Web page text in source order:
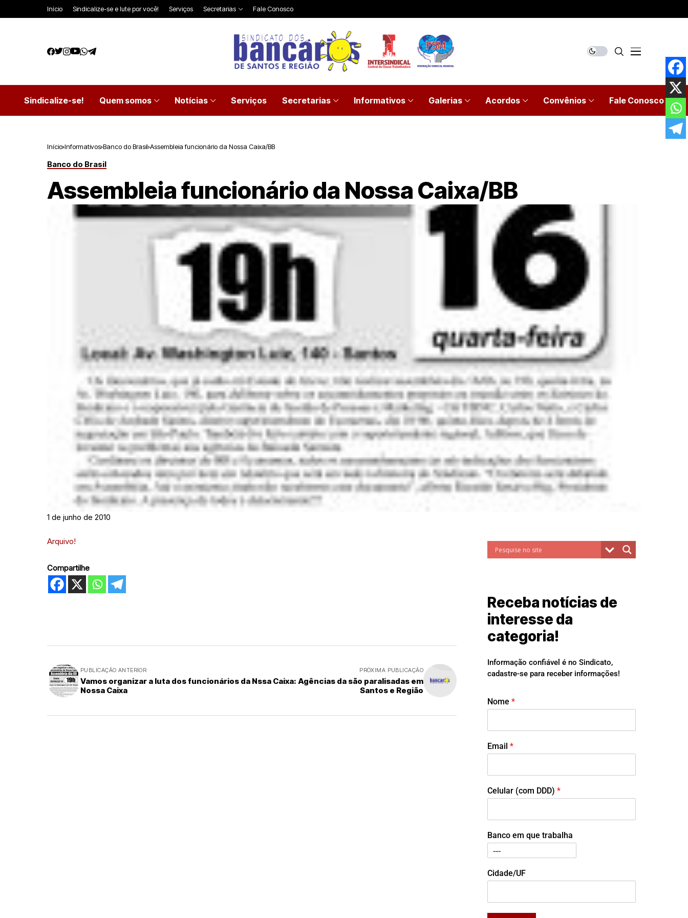
Início Sindicalize-se e lute por você! Serviços Secretarias Fale Conosco
Sindicalize-se! Quem somos Notícias Serviços Secretarias Informativos Galerias Acordos Convênios Fale Conosco
Início Informativos Banco do Brasil Assembleia funcionário da Nossa Caixa/BB
Banco do Brasil
Assembleia funcionário da Nossa Caixa/BB
1 de junho de 2010
Arquivo!
Compartilhe
PUBLICAÇÃO ANTERIOR
Vamos organizar a luta dos funcionários da
Nossa Caixa
PRÓXIMA PUBLICAÇÃO
Nssa Caixa: Agências da são paralisadas em
Santos e Região
Receba notícias de
interesse da
categoria!
Informação confiável é no Sindicato,
cadastre-se para receber informações!
Nome *
Email *
Celular (com DDD) *
Banco em que trabalha
Cidade/UF